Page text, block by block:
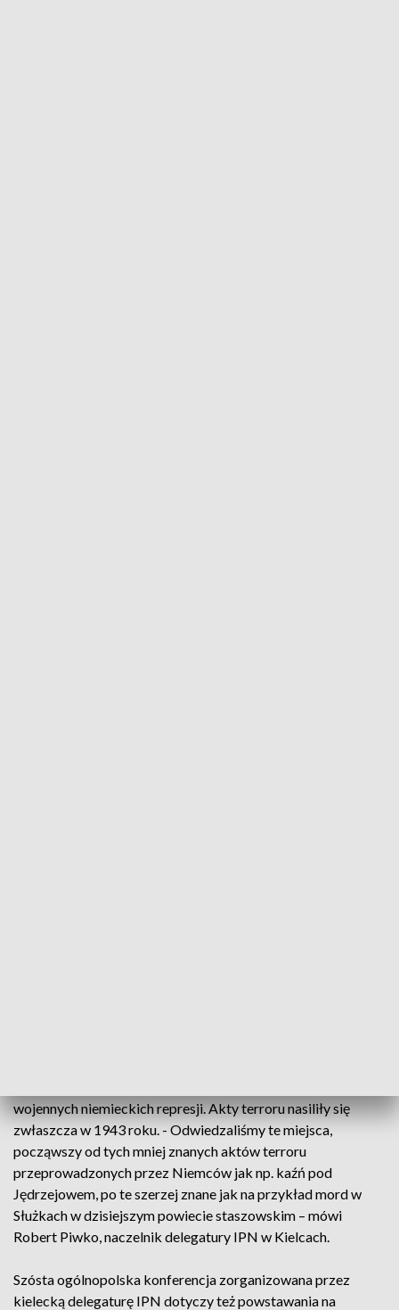
wojennych niemieckich represji. Akty terroru nasiliły się
zwłaszcza w 1943 roku. - Odwiedzaliśmy te miejsca,
począwszy od tych mniej znanych aktów terroru
przeprowadzonych przez Niemców jak np. kaźń pod
Jędrzejowem, po te szerzej znane jak na przykład mord w
Służkach w dzisiejszym powiecie staszowskim – mówi
Robert Piwko, naczelnik delegatury IPN w Kielcach.
Szósta ogólnopolska konferencja zorganizowana przez
kielecką delegaturę IPN dotyczy też powstawania na